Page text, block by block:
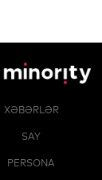
XƏBƏRLƏR
SAY
PERSONA